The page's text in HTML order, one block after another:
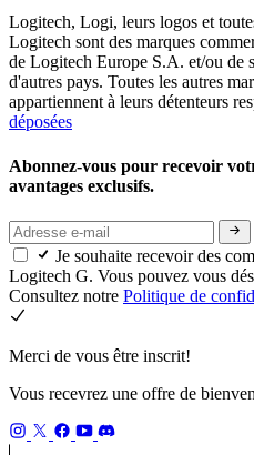
Logitech, Logi, leurs logos et
Logitech sont des marques
de Logitech Europe S.A. et/ou de
d'autres pays. Toutes les autres
appartiennent à leurs détenteurs
déposées
Abonnez-vous pour recevoir
avantages exclusifs.
Je souhaite recevoir des
Logitech G. Vous pouvez vous
Consultez notre Politique de
Merci de vous être inscrit!
Vous recevrez une offre de